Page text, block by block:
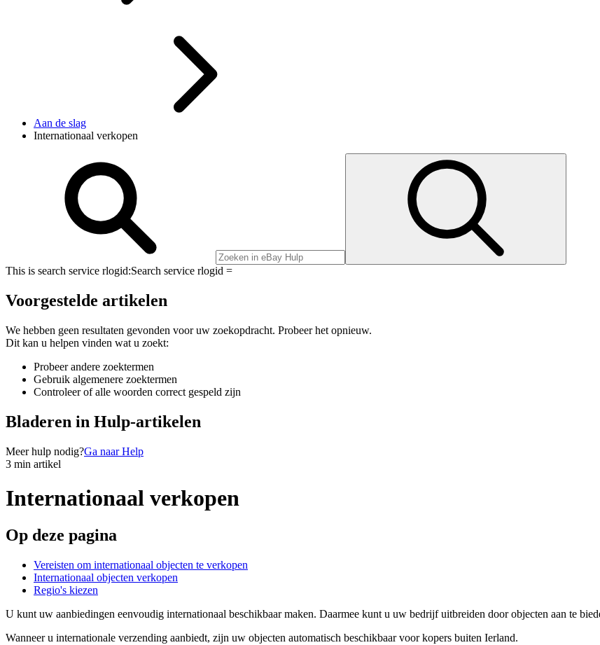
Aan de slag
Internationaal verkopen
This is search service rlogid:Search service rlogid =
Voorgestelde artikelen
We hebben geen resultaten gevonden voor uw zoekopdracht. Probeer het opnieuw.
Dit kan u helpen vinden wat u zoekt:
Probeer andere zoektermen
Gebruik algemenere zoektermen
Controleer of alle woorden correct gespeld zijn
Bladeren in Hulp-artikelen
Meer hulp nodig?Ga naar Help
3 min artikel
Internationaal verkopen
Op deze pagina
Vereisten om internationaal objecten te verkopen
Internationaal objecten verkopen
Regio's kiezen
U kunt uw aanbiedingen eenvoudig internationaal beschikbaar maken. Daarmee kunt u uw bedrijf uitbreiden door objecten aan te
Wanneer u internationale verzending aanbiedt, zijn uw objecten automatisch beschikbaar voor kopers buiten Ierland.